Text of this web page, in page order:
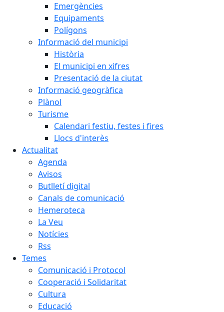
Emergències
Equipaments
Polígons
Informació del municipi
Història
El municipi en xifres
Presentació de la ciutat
Informació geogràfica
Plànol
Turisme
Calendari festiu, festes i fires
Llocs d'interès
Actualitat
Agenda
Avisos
Butlletí digital
Canals de comunicació
Hemeroteca
La Veu
Notícies
Rss
Temes
Comunicació i Protocol
Cooperació i Solidaritat
Cultura
Educació